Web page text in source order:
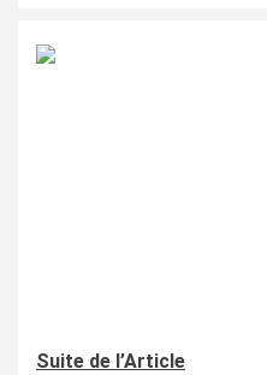
Suite de l’Article